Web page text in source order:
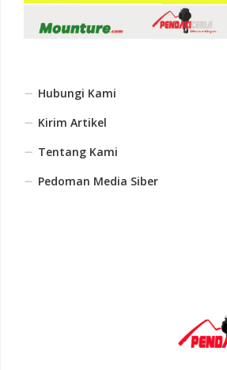
Hubungi Kami
Kirim Artikel
Tentang Kami
Pedoman Media Siber